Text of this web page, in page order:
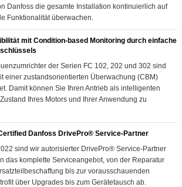
Danfoss die gesamte Installation kontinuierlich auf
Funktionalität überwachen.
mit Condition-based Monitoring durch einfache
der Serien FC 102, 202 und 302 sind
einer zustandsorientierten Überwachung (CBM)
Damit können Sie Ihren Antrieb als intelligenten
Ihres Motors und Ihrer Anwendung zu
Danfoss DrivePro® Service-Partner
sind wir autorisierter DrivePro® Service-Partner
das komplette Serviceangebot, von der Reparatur
bis zur vorausschauenden
über Upgrades bis zum Gerätetausch ab.